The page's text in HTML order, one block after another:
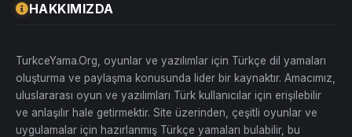
HAKKIMIZDA
TurkceYama.Org, oyunlar ve yazılımlar için Türkçe dil yamaları
oluşturma ve paylaşma konusunda lider bir kaynaktır. Amacımız,
uluslararası oyun ve yazılımları Türk kullanıcılar için erişilebilir
ve anlaşılır hale getirmektir. Site üzerinden, çeşitli oyunlar ve
uygulamalar için hazırlanmış Türkçe yamaları bulabilir, bu